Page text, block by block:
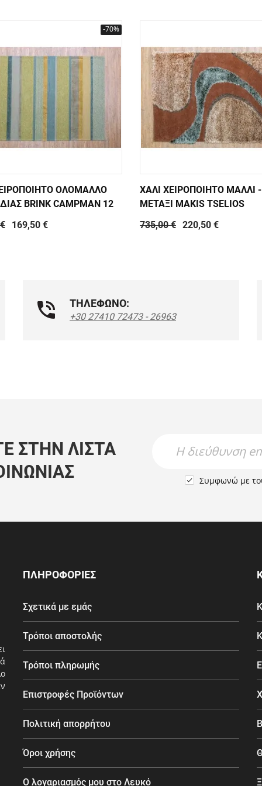
-70%
ΟΛΟΜΑΛΛΟ
BRINK CAMPMAN 12
169,50 €
ΧΑΛΙ ΧΕΙΡΟΠΟΙΗΤΟ ΜΑΛΛΙ -
ΜΕΤΑΞΙ MAKIS TSELIOS
735,00 € 220,50 €
ΤΗΛΕΦΩΝΟ:
+30 27410 72473 - 26963
ΣΤΗΝ ΛΊΣΤΑ
 Συμφωνώ με
ΠΛΗΡΟΦΟΡΙΕΣ
Σχετικά με εμάς
Τρόποι αποστολής
Τρόποι πληρωμής
Επιστροφές Προϊόντων
Πολιτική απορρήτου
Όροι χρήσης
Ο λογαριασμός μου στο Λευκό